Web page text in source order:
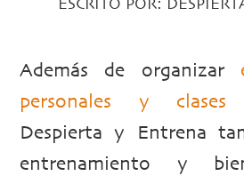
ESCRITO POR:
Además de organizar
personales y clases
Despierta y Entrena
entrenamiento y